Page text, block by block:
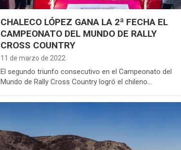
CHALECO LÓPEZ GANA LA 2ª FECHA EL
CAMPEONATO DEL MUNDO DE RALLY
CROSS COUNTRY
11 de marzo de 2022
El segundo triunfo consecutivo en el Campeonato del
Mundo de Rally Cross Country logró el chileno…